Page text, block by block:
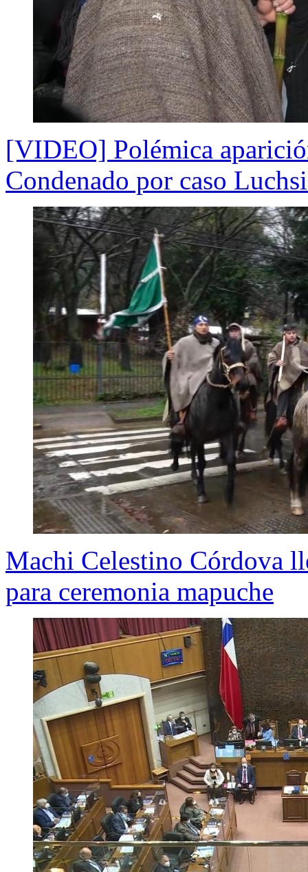
[VIDEO] Polémica
Condenado por caso
Machi Celestino Córdova
para ceremonia mapuche